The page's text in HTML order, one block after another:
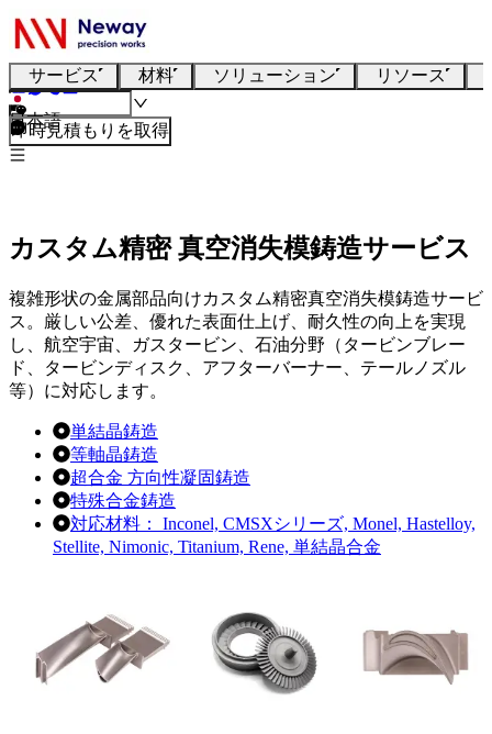
サービス 材料 ソリューション リソース
日本語
即時見積もりを取得
カスタム精密 真空消失模鋳造サービス
複雑形状の金属部品向けカスタム精密真空消失模鋳造サービ
ス。厳しい公差、優れた表面仕上げ、耐久性の向上を実現
し、航空宇宙、ガスタービン、石油分野（タービンブレー
ド、タービンディスク、アフターバーナー、テールノズル
等）に対応します。
単結晶鋳造
等軸晶鋳造
超合金 方向性凝固鋳造
特殊合金鋳造
対応材料： Inconel, CMSXシリーズ, Monel, Hastelloy,
Stellite, Nimonic, Titanium, Rene, 単結晶合金